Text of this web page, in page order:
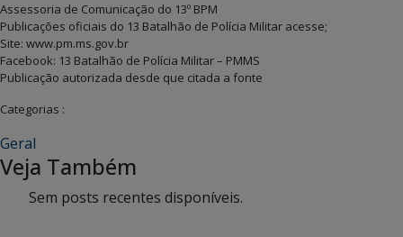
Assessoria de Comunicação do 13º BPM
Publicações oficiais do 13 Batalhão de Polícia Militar acesse;
Site: www.pm.ms.gov.br
Facebook: 13 Batalhão de Polícia Militar – PMMS
Publicação autorizada desde que citada a fonte
Categorias :
Geral
Veja Também
Sem posts recentes disponíveis.